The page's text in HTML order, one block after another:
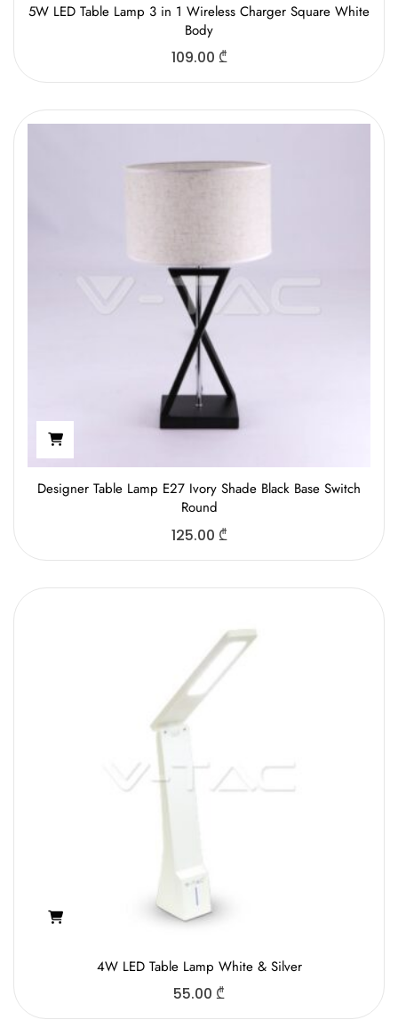
5W LED Table Lamp 3 in 1 Wireless Charger Square White
Body
109.00 ₾
Designer Table Lamp E27 Ivory Shade Black Base Switch
Round
125.00 ₾
4W LED Table Lamp White & Silver
55.00 ₾